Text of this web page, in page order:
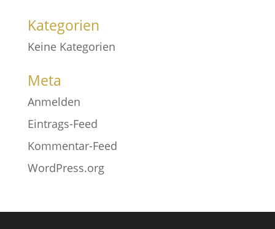
Kategorien
Keine Kategorien
Meta
Anmelden
Eintrags-Feed
Kommentar-Feed
WordPress.org